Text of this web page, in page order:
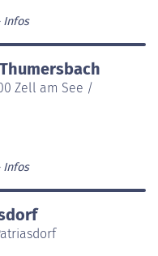
Infos
Zell am See /
Infos